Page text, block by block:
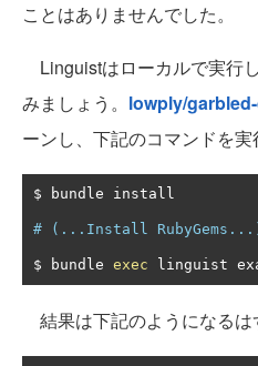
ことはありませんでした。
Linguistはローカルで実行
みましょう。 lowply/
ーンし、下記のコマンドを実
$ bundle install
# (...Install
$ bundle exec linguist
結果は下記のようになるは